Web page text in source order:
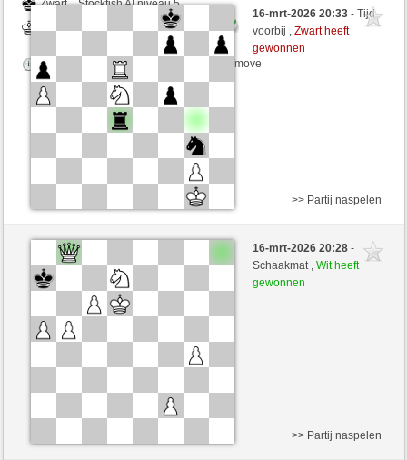
Zwart
Stockfish AI niveau 5
desperation007 (1774)
Speelduur: 5 minutes/side + 0 seconds/move
16-mrt-2026 20:33- Tijd
voorbij ,Zwart heeft
gewonnen
Zwart
Stockfish AI niveau 5
Speelduur: 5 minutes/side + 0 seconds/move
>> Partij naspelen
16-mrt-2026 20:28-
Schaakmat ,Wit heeft
gewonnen
>> Partij naspelen